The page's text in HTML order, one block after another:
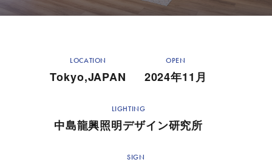
LOCATION
Tokyo,JAPAN
OPEN
2024年11月
LIGHTING
中島龍興照明デザイン研究所
SIGN